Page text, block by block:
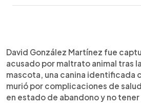
► Escuchar artículo
David González Martínez fue
acusado por maltrato animal tras
mascota, una canina identificada
murió por complicaciones de
en estado de abandono y no